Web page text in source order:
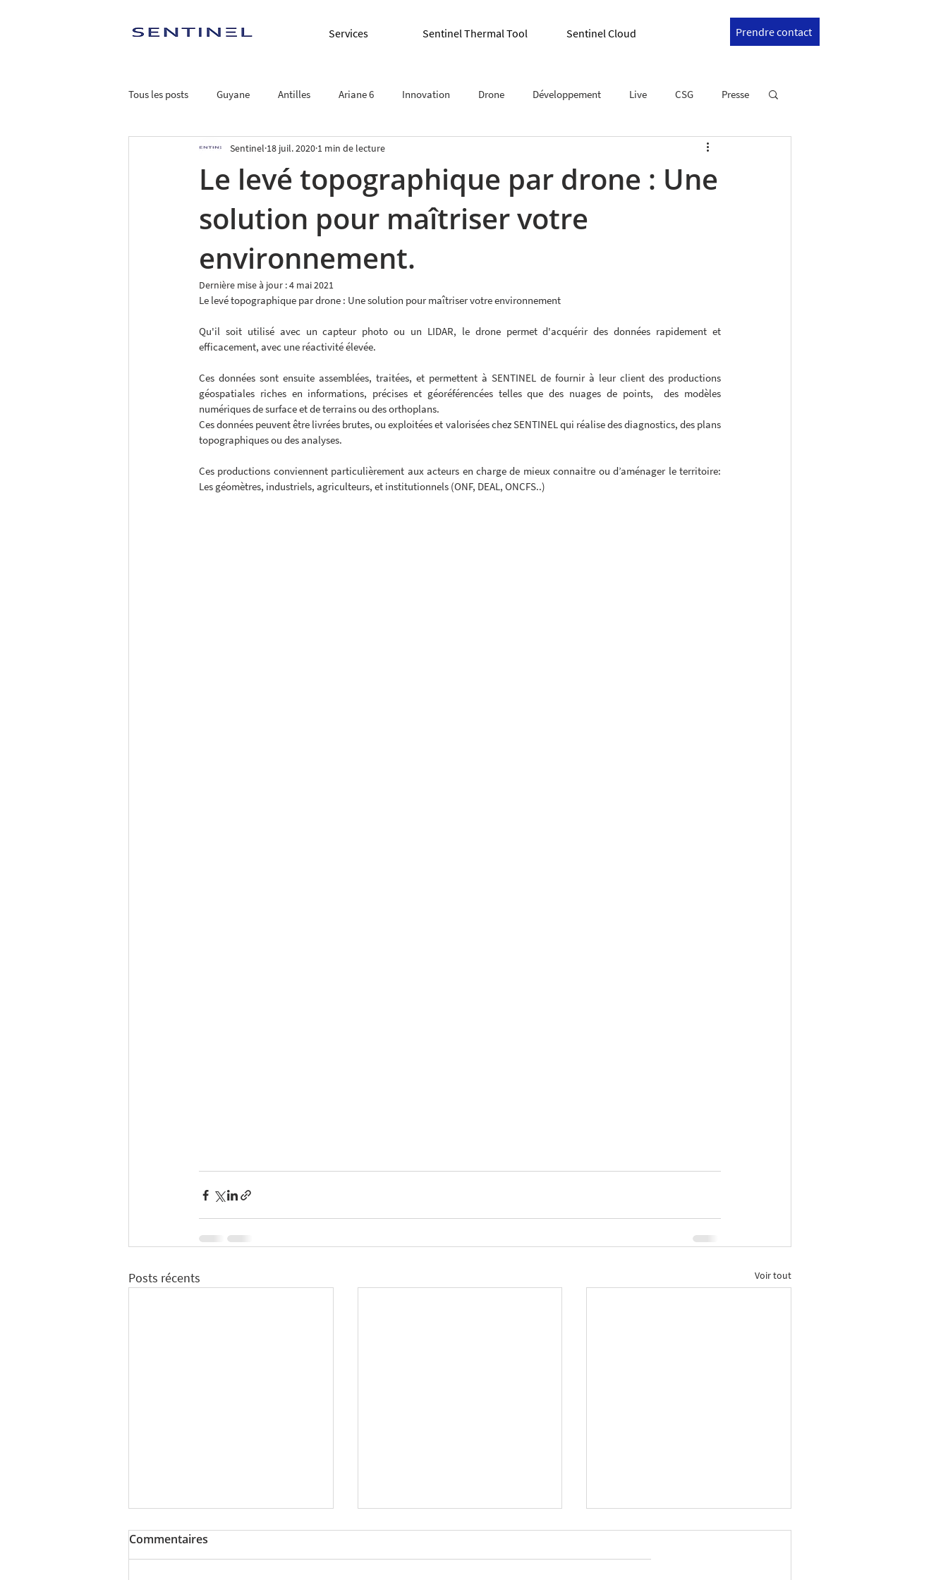
Services Sentinel Thermal Tool Sentinel Cloud Prendre contact
Tous les posts Guyane Antilles Ariane 6 Innovation Drone Développement Live CSG Presse
Le levé topographique par drone : Une
solution pour maîtriser votre
environnement.
Sentinel 18 juil. 2020 1 min de lecture
Dernière mise à jour :4 mai 2021
Le levé topographique par drone : Une solution pour maîtriser votre environnement
Qu'il soit utilisé avec un capteur photo ou un LIDAR, le drone permet d'acquérir des données rapidement et
efficacement, avec une réactivité élevée.
Ces données sont ensuite assemblées, traitées, et permettent à SENTINEL de fournir à leur client des productions
géospatiales riches en informations, précises et géoréférencées telles que des nuages de points,  des modèles
numériques de surface et de terrains ou des orthoplans.
Ces données peuvent être livrées brutes, ou exploitées et valorisées chez SENTINEL qui réalise des diagnostics, des plans
topographiques ou des analyses.
Ces productions conviennent particulièrement aux acteurs en charge de mieux connaitre ou d’aménager le territoire:
Les géomètres, industriels, agriculteurs, et institutionnels (ONF, DEAL, ONCFS..)
Posts récents Voir tout
Commentaires